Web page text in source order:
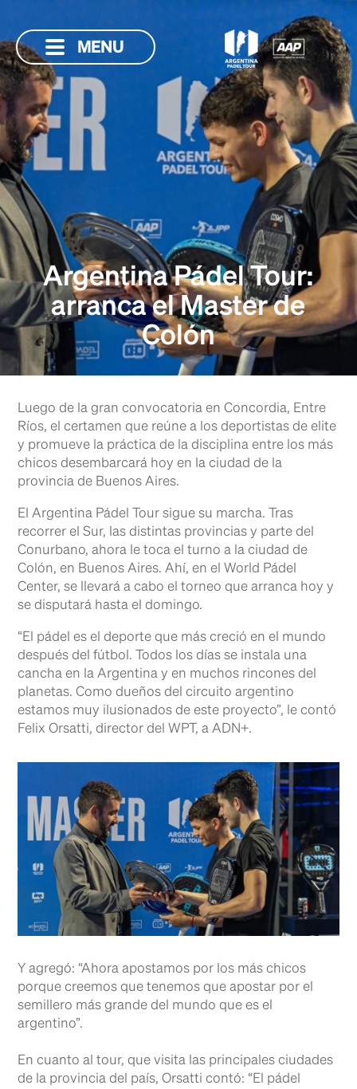
MENU
Argentina Pádel Tour:
arranca el Master de
Colón
Luego de la gran convocatoria en Concordia, Entre
Ríos, el certamen que reúne a los deportistas de elite
y promueve la práctica de la disciplina entre los más
chicos desembarcará hoy en la ciudad de la
provincia de Buenos Aires.
El Argentina Pádel Tour sigue su marcha. Tras
recorrer el Sur, las distintas provincias y parte del
Conurbano, ahora le toca el turno a la ciudad de
Colón, en Buenos Aires. Ahí, en el World Pádel
Center, se llevará a cabo el torneo que arranca hoy y
se disputará hasta el domingo.
“El pádel es el deporte que más creció en el mundo
después del fútbol. Todos los días se instala una
cancha en la Argentina y en muchos rincones del
planetas. Como dueños del circuito argentino
estamos muy ilusionados de este proyecto”, le contó
Felix Orsatti, director del WPT, a ADN+.
Y agregó: “Ahora apostamos por los más chicos
porque creemos que tenemos que apostar por el
semillero más grande del mundo que es el
argentino”.
En cuanto al tour, que visita las principales ciudades
de la provincia del país, Orsatti contó: “El pádel